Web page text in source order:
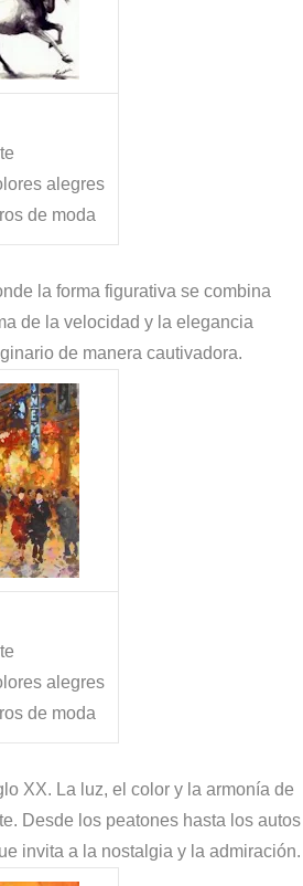
alegres
de moda
la forma figurativa se combina
de la velocidad y la elegancia
de manera cautivadora.
alegres
de moda
XX. La luz, el color y la armonía de
Desde los peatones hasta los autos
invita a la nostalgia y la admiración.